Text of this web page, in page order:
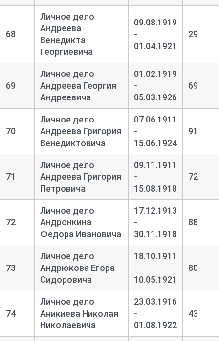
68
Личное дело
Андреева
Венедикта
Георгиевича
09.08.1919
-
01.04.1921
29
69
Личное дело
Андреева Георгия
Андреевича
01.02.1919
-
05.03.1926
69
70
Личное дело
Андреева Григория
Венедиктовича
07.06.1911
-
15.06.1924
91
71
Личное дело
Андреева Григория
Петровича
09.11.1911
-
15.08.1918
72
72
Личное дело
Андронкина
Федора Ивановича
17.12.1913
-
30.11.1918
88
73
Личное дело
Андрюкова Егора
Сидоровича
18.10.1911
-
10.05.1921
80
74
Личное дело
Аникиева Николая
Николаевича
23.03.1916
-
01.08.1922
43